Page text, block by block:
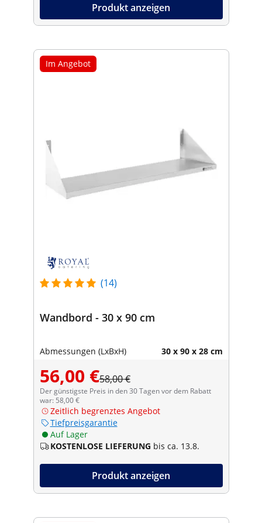
Produkt anzeigen
Im Angebot
(14)
Wandbord - 30 x 90 cm
Abmessungen (LxBxH) 30 x 90 x 28 cm
56,00 €58,00 €
Der günstigste Preis in den 30 Tagen vor dem Rabatt
war: 58,00 €
Zeitlich begrenztes Angebot
Tiefpreisgarantie
Auf Lager
KOSTENLOSE LIEFERUNG bis ca. 13.8.
Produkt anzeigen